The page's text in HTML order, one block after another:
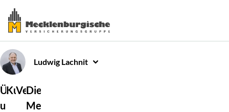
Ludwig Lachnit
Über
uns
Kundenservice
Versicherungen
Die
Mecklenburgische